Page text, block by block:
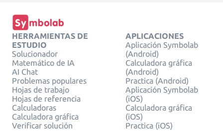
HERRAMIENTAS DE
ESTUDIO
Solucionador
Matemático de IA
AI Chat
Problemas populares
Hojas de trabajo
Hojas de referencia
Calculadoras
Calculadora gráfica
Verificar solución
APLICACIONES
Aplicación Symbolab
(Android)
Calculadora gráfica
(Android)
Practica (Android)
Aplicación Symbolab
(iOS)
Calculadora gráfica
(iOS)
Practica (iOS)